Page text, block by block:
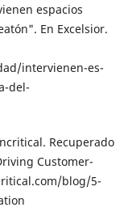
espacios
En Excelsior.
intervienen-es­
del-
Recuperado
Customer-
blog/5-